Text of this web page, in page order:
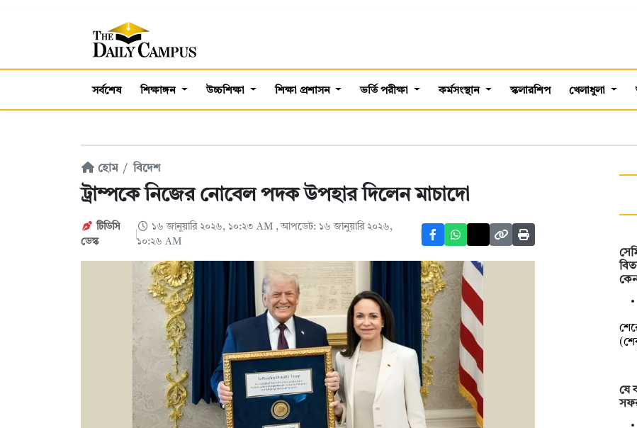
সর্বশেষ শিক্ষাঙ্গন উচ্চশিক্ষা শিক্ষা প্রশাসন ভর্তি পরীক্ষা কর্মসংস্থান স্কলারশিপ খেলাধুলা
হোম বিদেশ
ট্রাম্পকে নিজের নোবেল পদক উপহার দিলেন মাচাদো
টিডিসি
ডেস্ক
১৬ জানুয়ারি ২০২৬, ১০:২৩ AM , আপডেট: ১৬ জানুয়ারি ২০২৬,
১০:২৬ AM
যে